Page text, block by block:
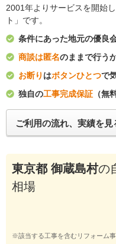
2001年よりサービスを開始
ト」です。
条件にあった地元の優良
商談は匿名のままで行う
お断り はボタンひとつで
独自の工事完成保証 （無
ご利用の流れ、実績を見
東京都 御蔵島村の
相場
※該当する工事を含むリフォーム